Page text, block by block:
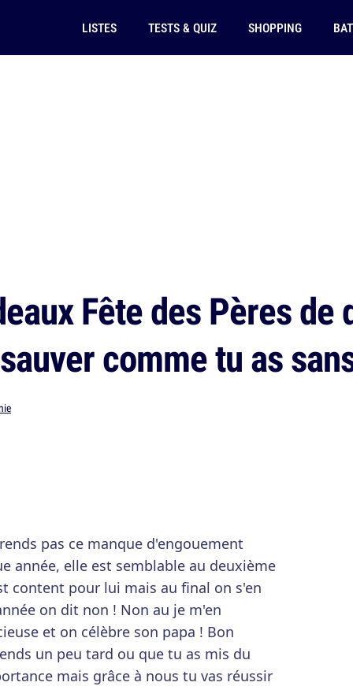
LISTES TESTS & QUIZ SHOPPING
Fête des Pères de
comme tu as
pas ce manque d'engouement
année, elle est semblable au deuxième
content pour lui mais au final on s'en
on dit non ! Non au je m'en
et on célèbre son papa ! Bon
un peu tard ou que tu as mis du
mais grâce à nous tu vas réussir